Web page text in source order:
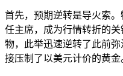
首先，预期逆转是导火索
任主席，成为行情转折的
物，此举迅速逆转了此前
接压制了以美元计价的黄金